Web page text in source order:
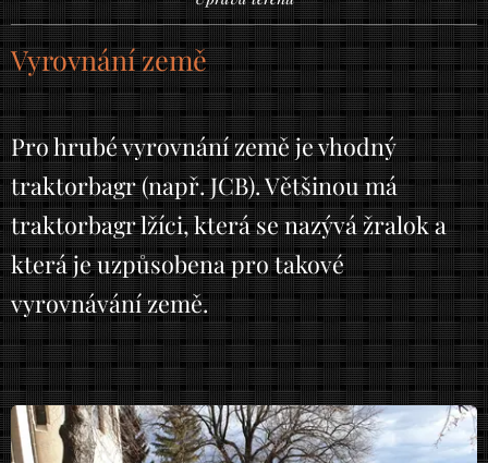
Vyrovnání země
Pro hrubé vyrovnání země je vhodný
traktorbagr (např. JCB). Většinou má
traktorbagr lžíci, která se nazývá žralok a
která je uzpůsobena pro takové
vyrovnávání země.